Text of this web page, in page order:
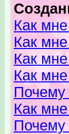
Как
Как
Как
Как
Почему
Как